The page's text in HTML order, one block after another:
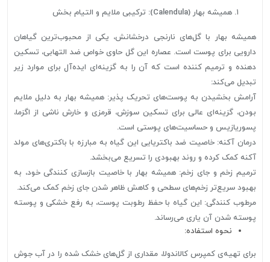
همیشه بهار (Calendula): ترکیبی ملایم و التیام بخش
همیشه بهار با گل‌های نارنجی درخشانش، یکی از محبوب‌ترین گیاهان
دارویی برای پوست است. عصاره این گل حاوی خواص ضد التهابی، تسکین
دهنده و ترمیم کننده است که آن را به گزینه‌ای ایده‌آل برای موارد زیر
تبدیل می‌کند:
آرامش بخشیدن به پوست‌های تحریک پذیر: همیشه بهار به دلیل ملایم
بودن، گزینه‌ای عالی برای تسکین سوزش، قرمزی و خارش ناشی از اگزما،
پسوریازیس و حساسیت‌های پوستی است.
درمان آکنه: خاصیت ضد باکتریایی این گیاه به مبارزه با باکتری‌های مولد
آکنه کمک کرده و روند بهبودی را تسریع می‌بخشد.
ترمیم زخم و جای زخم: همیشه بهار با خاصیت بازسازی کنندگی خود، به
بهبود سریع‌تر زخم‌های سطحی و کاهش ظاهر شدن جای زخم کمک می‌کند.
مرطوب کنندگی: این گیاه با حفظ رطوبت پوست، به رفع خشکی و پوسته
پوسته شدن آن یاری می‌رساند.
نحوه استفاده:
برای تهیه‌ی کمپرس کالاندولا، مقداری از گل‌های خشک شده را در آب جوش